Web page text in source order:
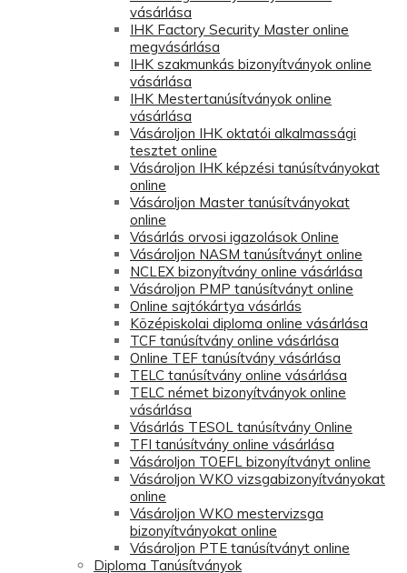
vásárlása
IHK Factory Security Master online
megvásárlása
IHK szakmunkás bizonyítványok online
vásárlása
IHK Mestertanúsítványok online
vásárlása
Vásároljon IHK oktatói alkalmassági
tesztet online
Vásároljon IHK képzési tanúsítványokat
online
Vásároljon Master tanúsítványokat
online
Vásárlás orvosi igazolások Online
Vásároljon NASM tanúsítványt online
NCLEX bizonyítvány online vásárlása
Vásároljon PMP tanúsítványt online
Online sajtókártya vásárlás
Középiskolai diploma online vásárlása
TCF tanúsítvány online vásárlása
Online TEF tanúsítvány vásárlása
TELC tanúsítvány online vásárlása
TELC német bizonyítványok online
vásárlása
Vásárlás TESOL tanúsítvány Online
TFI tanúsítvány online vásárlása
Vásároljon TOEFL bizonyítványt online
Vásároljon WKO vizsgabizonyítványokat
online
Vásároljon WKO mestervizsga
bizonyítványokat online
Vásároljon PTE tanúsítványt online
Diploma Tanúsítványok